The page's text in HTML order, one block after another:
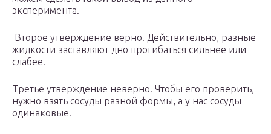
эксперимента.
️ Второе утверждение верно. Действительно, разные
жидкости заставляют дно прогибаться сильнее или
слабее.
Третье утверждение неверно. Чтобы его проверить,
нужно взять сосуды разной формы, а у нас сосуды
одинаковые.